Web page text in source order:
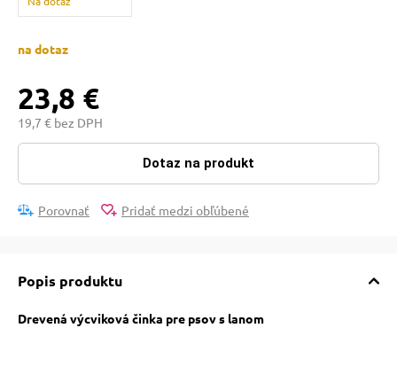
mačky
podložky
poukazy
na dotaz
23,8 €
19,7 € bez DPH
Dotaz na produkt
Porovnať Pridať medzi obľúbené
Popis produktu
Drevená výcviková činka pre psov s lanom